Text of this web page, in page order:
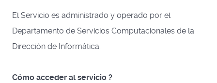
El Servicio es administrado y operado por el
Departamento de Servicios Computacionales de la
Dirección de Informática.
Cómo acceder al servicio ?